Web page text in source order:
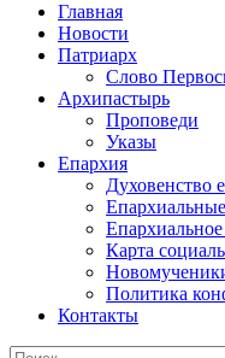
Главная
Новости
Патриарх
Слово
Архипастырь
Проповеди
Указы
Епархия
Духовенство
Карта
Политика
Контакты